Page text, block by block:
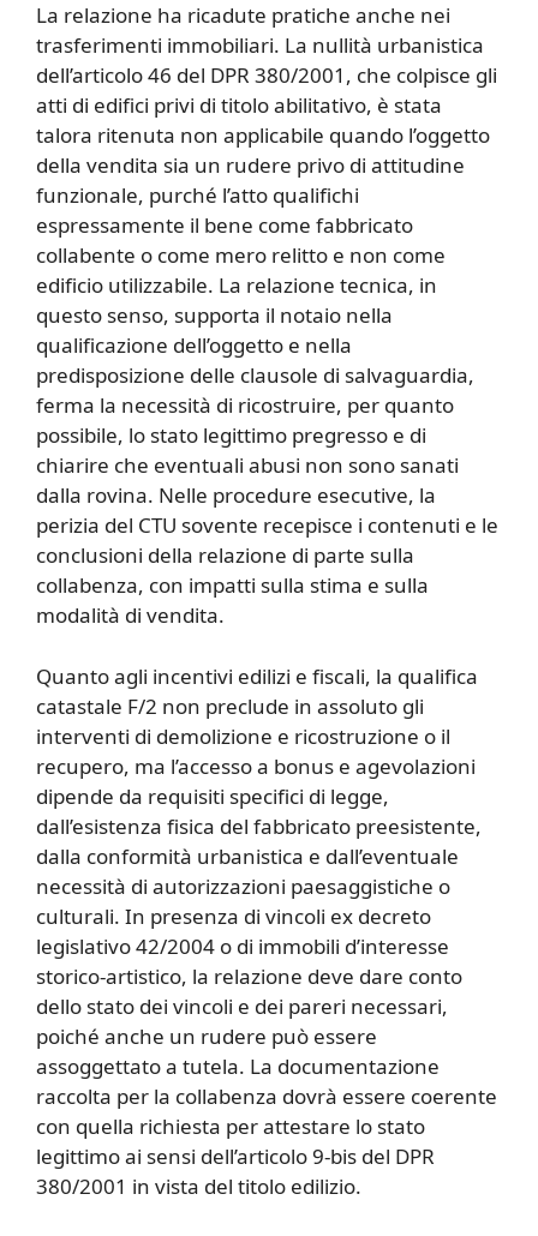
La relazione ha ricadute pratiche anche nei
trasferimenti immobiliari. La nullità urbanistica
dell’articolo 46 del DPR 380/2001, che colpisce gli
atti di edifici privi di titolo abilitativo, è stata
talora ritenuta non applicabile quando l’oggetto
della vendita sia un rudere privo di attitudine
funzionale, purché l’atto qualifichi
espressamente il bene come fabbricato
collabente o come mero relitto e non come
edificio utilizzabile. La relazione tecnica, in
questo senso, supporta il notaio nella
qualificazione dell’oggetto e nella
predisposizione delle clausole di salvaguardia,
ferma la necessità di ricostruire, per quanto
possibile, lo stato legittimo pregresso e di
chiarire che eventuali abusi non sono sanati
dalla rovina. Nelle procedure esecutive, la
perizia del CTU sovente recepisce i contenuti e le
conclusioni della relazione di parte sulla
collabenza, con impatti sulla stima e sulla
modalità di vendita.
Quanto agli incentivi edilizi e fiscali, la qualifica
catastale F/2 non preclude in assoluto gli
interventi di demolizione e ricostruzione o il
recupero, ma l’accesso a bonus e agevolazioni
dipende da requisiti specifici di legge,
dall’esistenza fisica del fabbricato preesistente,
dalla conformità urbanistica e dall’eventuale
necessità di autorizzazioni paesaggistiche o
culturali. In presenza di vincoli ex decreto
legislativo 42/2004 o di immobili d’interesse
storico-artistico, la relazione deve dare conto
dello stato dei vincoli e dei pareri necessari,
poiché anche un rudere può essere
assoggettato a tutela. La documentazione
raccolta per la collabenza dovrà essere coerente
con quella richiesta per attestare lo stato
legittimo ai sensi dell’articolo 9-bis del DPR
380/2001 in vista del titolo edilizio.